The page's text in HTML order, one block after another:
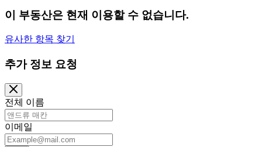
이 부동산은 현재 이용할 수 없습니다.
유사한 항목 찾기
추가 정보 요청
전체 이름
이메일